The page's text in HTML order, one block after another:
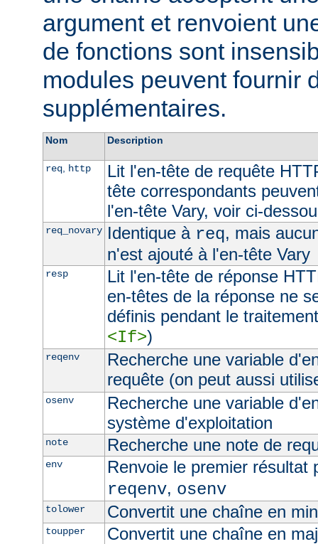
argument et renvoient
de fonctions sont
modules peuvent fournir
supplémentaires.
Nom Description
req, http
Lit l'en-tête de requête
tête correspondants
l'en-tête Vary, voir ci-
req_novary Identique à req, mais
n'est ajouté à l'en-tête Vary
resp
Lit l'en-tête de réponse
en-têtes de la réponse ne
définis pendant le
<If>)
reqenv
Recherche une variable
requête (on peut aussi
osenv
Recherche une variable
système d'exploitation
note Recherche une note de
env
Renvoie le premier résultat
reqenv, osenv
tolower Convertit une chaîne en
toupper Convertit une chaîne en